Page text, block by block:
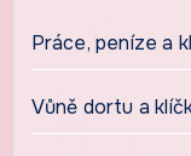
Práce, peníze a
Vůně dortu a